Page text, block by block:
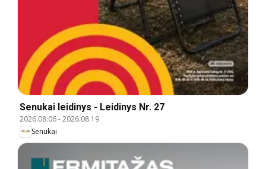
Senukai leidinys - Leidinys Nr. 27
2026.08.06-2026.08.19
Senukai